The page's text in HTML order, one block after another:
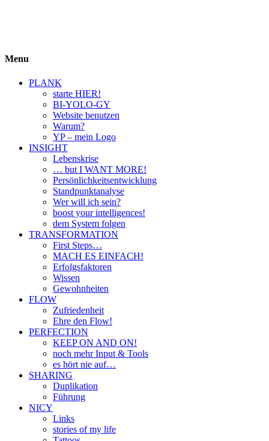
Menu
PLANK
starte HIER!
BI-YOLO-GY
Website benutzen
Warum?
YP – mein Logo
INSIGHT
Lebenskrise
… but I WANT MORE!
Persönlichkeitsentwicklung
Standpunktanalyse
Wer will ich sein?
boost your intelligences!
dem System folgen
TRANSFORMATION
First Steps…
MACH ES EINFACH!
Erfolgsfaktoren
Wissen
Gewohnheiten
FLOW
Zufriedenheit
Ehre den Flow!
PERFECTION
KEEP ON AND ON!
noch mehr Input & Tools
es hört nie auf…
SHARING
Duplikation
Führung
NICY
Links
stories of my life